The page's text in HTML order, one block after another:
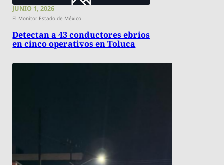
JUNIO 1, 2026
El Monitor Estado de México
Detectan a 43 conductores ebrios
en cinco operativos en Toluca